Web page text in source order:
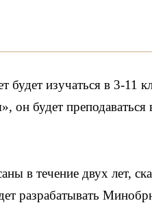
будет изучаться в 3-11
он будет
в течение двух лет,
разрабатывать